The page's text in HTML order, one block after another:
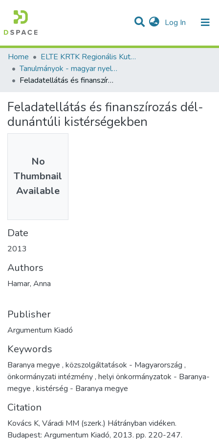
Log In (current)
Communities & Collections
Statistics
All of DSpace
Home
ELTE KRTK Regionális Kutatások Intézete
Tanulmányok - magyar nyelvű (RKI)
Feladatellátás és finanszírozás dél-dunántúli kistérségekben
Feladatellátás és finanszírozás dél-
dunántúli kistérségekben
No
Thumbnail
Available
Date
2013
Authors
Hamar, Anna
Publisher
Argumentum Kiadó
Keywords
Baranya megye , közszolgáltatások - Magyarország ,
önkormányzati intézmény, helyi önkormányzatok - Baranya-
megye , kistérség - Baranya megye
Citation
Kovács K, Váradi MM (szerk.) Hátrányban vidéken.
Budapest: Argumentum Kiadó, 2013. pp. 220-247.